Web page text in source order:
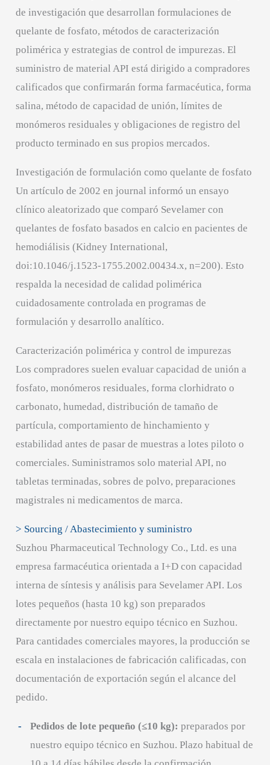
de investigación que desarrollan formulaciones de
quelante de fosfato, métodos de caracterización
polimérica y estrategias de control de impurezas. El
suministro de material API está dirigido a compradores
calificados que confirmarán forma farmacéutica, forma
salina, método de capacidad de unión, límites de
monómeros residuales y obligaciones de registro del
producto terminado en sus propios mercados.
Investigación de formulación como quelante de fosfato
Un artículo de 2002 en journal informó un ensayo
clínico aleatorizado que comparó Sevelamer con
quelantes de fosfato basados en calcio en pacientes de
hemodiálisis (Kidney International,
doi:10.1046/j.1523-1755.2002.00434.x, n=200). Esto
respalda la necesidad de calidad polimérica
cuidadosamente controlada en programas de
formulación y desarrollo analítico.
Caracterización polimérica y control de impurezas
Los compradores suelen evaluar capacidad de unión a
fosfato, monómeros residuales, forma clorhidrato o
carbonato, humedad, distribución de tamaño de
partícula, comportamiento de hinchamiento y
estabilidad antes de pasar de muestras a lotes piloto o
comerciales. Suministramos solo material API, no
tabletas terminadas, sobres de polvo, preparaciones
magistrales ni medicamentos de marca.
> Sourcing / Abastecimiento y suministro
Suzhou Pharmaceutical Technology Co., Ltd. es una
empresa farmacéutica orientada a I+D con capacidad
interna de síntesis y análisis para Sevelamer API. Los
lotes pequeños (hasta 10 kg) son preparados
directamente por nuestro equipo técnico en Suzhou.
Para cantidades comerciales mayores, la producción se
escala en instalaciones de fabricación calificadas, con
documentación de exportación según el alcance del
pedido.
Pedidos de lote pequeño (≤10 kg): preparados por
nuestro equipo técnico en Suzhou. Plazo habitual de